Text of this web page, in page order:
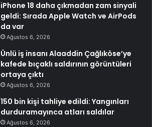
iPhone 18 daha çıkmadan zam sinyali
geldi: Sırada Apple Watch ve AirPods
da var
Ağustos 6, 2026
Ünlü iş insanı Alaaddin Çağlıköse’ye
kafede bıçaklı saldırının görüntüleri
ortaya çıktı
Ağustos 6, 2026
150 bin kişi tahliye edildi: Yangınları
durduramayınca atları saldılar
Ağustos 6, 2026